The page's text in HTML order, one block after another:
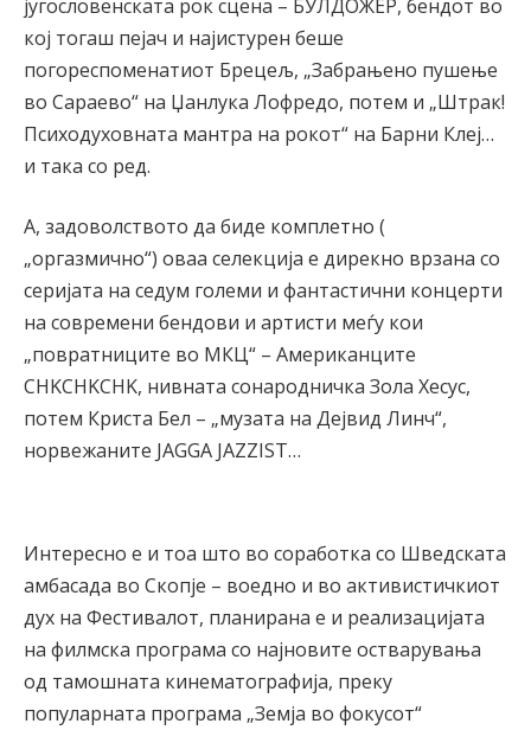
југословенската рок сцена – БУЛДОЖЕР, бендот во
кој тогаш пејач и најистурен беше
погореспоменатиот Брецељ, „Забрањено пушење
во Сараево“ на Џанлука Лофредо, потем и „Штрак!
Психодуховната мантра на рокот“ на Барни Клеј…
и така со ред.
А, задоволството да биде комплетно (
„оргазмично“) оваа селекција е дирекно врзана со
серијата на седум големи и фантастични концерти
на современи бендови и артисти меѓу кои
„повратниците во МКЦ“ – Американците
CHKCHKCHK, нивната сонародничка Зола Хесус,
потем Криста Бел – „музата на Дејвид Линч“,
норвежаните JAGGA JAZZIST…
Интересно е и тоа што во соработка со Шведската
амбасада во Скопје – воедно и во активистичкиот
дух на Фестивалот, планирана е и реализацијата
на филмска програма со најновите остварувања
од тамошната кинематографија, преку
популарната програма „Земја во фокусот“